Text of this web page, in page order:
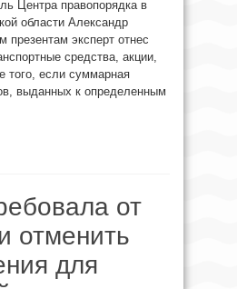
Центра правопорядка в
области Александр
презентам эксперт отнес
средства, акции,
того, если суммарная
выданных к определенным
от
отменить
для